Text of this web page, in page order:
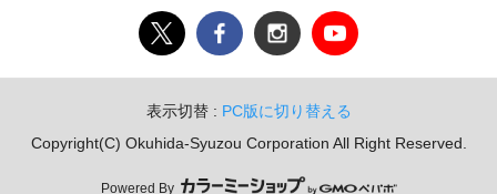
表示切替 : PC版に切り替える
Copyright(C) Okuhida-Syuzou Corporation All Right Reserved.
Powered By